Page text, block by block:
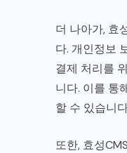
더 나아가, 효
다. 개인정보
결제 처리를
니다. 이를 통
할 수 있습니
또한, 효성